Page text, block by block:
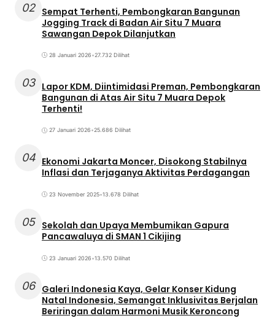
02 Sempat Terhenti, Pembongkaran Bangunan
Jogging Track di Badan Air Situ 7 Muara
Sawangan Depok Dilanjutkan
28 Januari 2026•27.732 Dilihat
03 Lapor KDM, Diintimidasi Preman, Pembongkaran
Bangunan di Atas Air Situ 7 Muara Depok
Terhenti!
27 Januari 2026•25.686 Dilihat
04 Ekonomi Jakarta Moncer, Disokong Stabilnya
Inflasi dan Terjaganya Aktivitas Perdagangan
23 November 2025•13.678 Dilihat
05 Sekolah dan Upaya Membumikan Gapura
Pancawaluya di SMAN 1 Cikijing
23 Januari 2026•13.570 Dilihat
06 Galeri Indonesia Kaya, Gelar Konser Kidung
Natal Indonesia, Semangat Inklusivitas Berjalan
Beriringan dalam Harmoni Musik Keroncong